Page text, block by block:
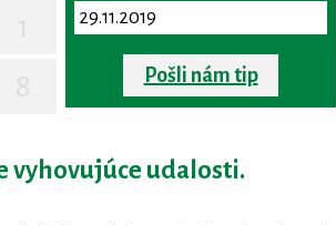
Pošli nám tip
vyhovujúce udalosti.